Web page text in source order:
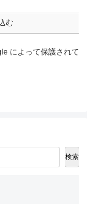
む
によって保護されて
検索